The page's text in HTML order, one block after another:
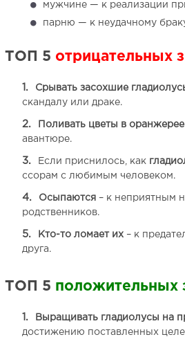
мужчине — к реализации
парню — к неудачному
ТОП 5 отрицательных
Срывать засохшие
скандалу или драке.
Поливать цветы в оранжерее
авантюре.
Если приснилось, как
ссорам с любимым человеком.
Осыпаются– к неприятным
родственников.
Кто-то ломает их– к
друга.
ТОП 5 положительных
Выращивать гладиолусы на
достижению поставленных